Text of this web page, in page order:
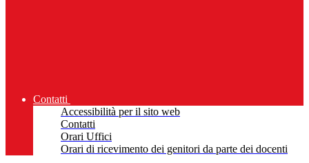
Contatti
Accessibilità per il sito web
Contatti
Orari Uffici
Orari di ricevimento dei genitori da parte dei docenti